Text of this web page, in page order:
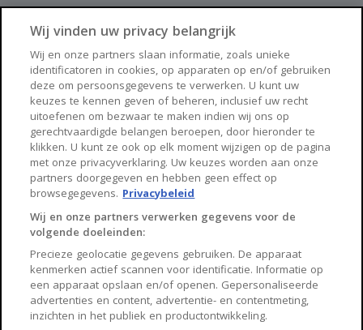
Arnhem
Zwolle
Huisnet
Over Huisnet
Algemene voorwaarden
Privacybeleid
Contact
Sitemap
Wij vinden uw privacy belangrijk
Wij en onze partners slaan informatie, zoals unieke
identificatoren in cookies, op apparaten op en/of gebruiken
deze om persoonsgegevens te verwerken. U kunt uw
keuzes te kennen geven of beheren, inclusief uw recht
uitoefenen om bezwaar te maken indien wij ons op
gerechtvaardigde belangen beroepen, door hieronder te
klikken. U kunt ze ook op elk moment wijzigen op de pagina
met onze privacyverklaring. Uw keuzes worden aan onze
partners doorgegeven en hebben geen effect op
browsegegevens. Privacybeleid
Wij en onze partners verwerken gegevens voor de
volgende doeleinden:
Precieze geolocatie gegevens gebruiken. De apparaat
kenmerken actief scannen voor identificatie. Informatie op
een apparaat opslaan en/of openen. Gepersonaliseerde
advertenties en content, advertentie- en contentmeting,
inzichten in het publiek en productontwikkeling.